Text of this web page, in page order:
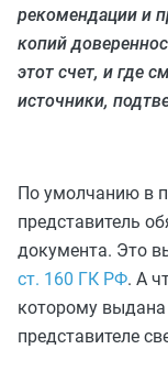
рекомендации и
копий
этот счет, и где
источники,
По умолчанию в
представитель
документа. Это
ст. 160 ГК РФ. А
которому выдана
представителе